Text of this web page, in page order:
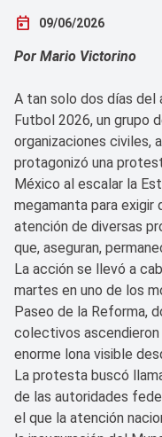
today 09/06/2026
Por Mario Victorino
A tan solo dos días del
Futbol 2026, un grupo
organizaciones civiles,
protagonizó una
México al escalar la
megamanta para exigir
atención de diversas
que, aseguran,
La acción se llevó a
martes en uno de los
Paseo de la Reforma,
colectivos
enorme lona visible
La protesta buscó
de las autoridades
el que la atención